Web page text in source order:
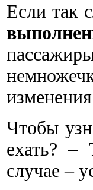
Если так
Чтобы
ехать? –
случае –